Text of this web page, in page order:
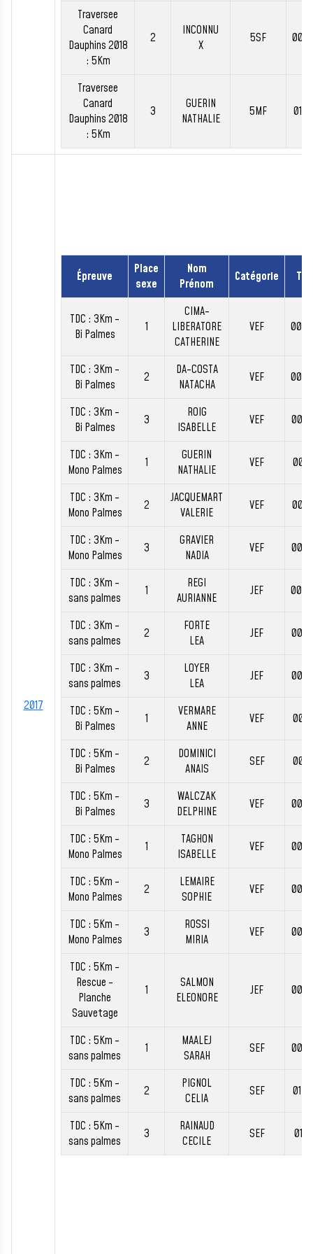
Traversee
Canard
Dauphins 2018
: 5Km
2
INCONNU
X
5SF
Traversee
Canard
Dauphins 2018
: 5Km
3
GUERIN
NATHALIE
5MF
2017
Épreuve
Place
sexe
Nom
Prénom
Catégorie
TDC : 3Km -
Bi Palmes
1
CIMA-
LIBERATORE
CATHERINE
VEF
TDC : 3Km -
Bi Palmes
2
DA-COSTA
NATACHA
VEF
TDC : 3Km -
Bi Palmes
3
ROIG
ISABELLE
VEF
TDC : 3Km -
Mono Palmes
1
GUERIN
NATHALIE
VEF
TDC : 3Km -
Mono Palmes
2
JACQUEMART
VALERIE
VEF
TDC : 3Km -
Mono Palmes
3
GRAVIER
NADIA
VEF
TDC : 3Km -
sans palmes
1
REGI
AURIANNE
JEF
TDC : 3Km -
sans palmes
2
FORTE
LEA
JEF
TDC : 3Km -
sans palmes
3
LOYER
LEA
JEF
TDC : 5Km -
Bi Palmes
1
VERMARE
ANNE
VEF
TDC : 5Km -
Bi Palmes
2
DOMINICI
ANAIS
SEF
TDC : 5Km -
Bi Palmes
3
WALCZAK
DELPHINE
VEF
TDC : 5Km -
Mono Palmes
1
TAGHON
ISABELLE
VEF
TDC : 5Km -
Mono Palmes
2
LEMAIRE
SOPHIE
VEF
TDC : 5Km -
Mono Palmes
3
ROSSI
MIRIA
VEF
TDC : 5Km -
Rescue -
Planche
Sauvetage
1
SALMON
ELEONORE
JEF
TDC : 5Km -
sans palmes
1
MAALEJ
SARAH
SEF
TDC : 5Km -
sans palmes
2
PIGNOL
CELIA
SEF
TDC : 5Km -
sans palmes
3
RAINAUD
CECILE
SEF